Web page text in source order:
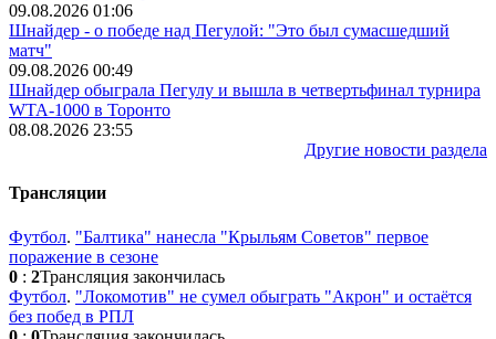
09.08.2026 01:06
Шнайдер - о победе над Пегулой: "Это был сумасшедший
матч"
09.08.2026 00:49
Шнайдер обыграла Пегулу и вышла в четвертьфинал турнира
WTA-1000 в Торонто
08.08.2026 23:55
Другие новости раздела
Трансляции
Футбол. "Балтика" нанесла "Крыльям Советов" первое
поражение в сезоне
0 : 2Трансляция закончилась
Футбол. "Локомотив" не сумел обыграть "Акрон" и остаётся
без побед в РПЛ